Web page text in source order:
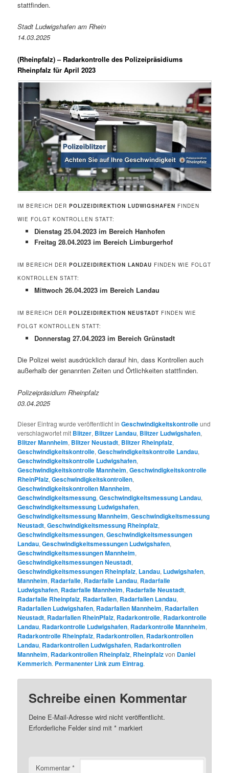
stattfinden.
Stadt Ludwigshafen am Rhein
14.03.2025
(Rheinpfalz) – Radarkontrolle des Polizeipräsidiums
Rheinpfalz für April 2023
IM BEREICH DERPOLIZEIDIREKTION LUDWIGSHAFEN FINDEN
WIE FOLGT KONTROLLEN STATT:
Dienstag 25.04.2023 im Bereich Hanhofen
Freitag 28.04.2023 im Bereich Limburgerhof
IM BEREICH DERPOLIZEIDIREKTION LANDAU FINDEN WIE FOLGT
KONTROLLEN STATT:
Mittwoch 26.04.2023 im Bereich Landau
IM BEREICH DERPOLIZEIDIREKTION NEUSTADT FINDEN WIE
FOLGT KONTROLLEN STATT:
Donnerstag 27.04.2023 im Bereich Grünstadt
Die Polizei weist ausdrücklich darauf hin, dass Kontrollen auch
außerhalb der genannten Zeiten und Örtlichkeiten stattfinden.
Polizeipräsidium Rheinpfalz
03.04.2025
Dieser Eintrag wurde veröffentlicht inGeschwindigkeitskontrolleund
verschlagwortet mit Blitzer, Blitzer Landau, Blitzer Ludwigshafen,
Blitzer Mannheim, Blitzer Neustadt, Blitzer Rheinpfalz,
Geschwindigkeitskontrolle,Geschwindigkeitskontrolle Landau,
Geschwindigkeitskontrolle Ludwigshafen,
Geschwindigkeitskontrolle Mannheim,Geschwindigkeitskontrolle
RheinPfalz,Geschwindigkeitskontrollen,
Geschwindigkeitskontrollen Mannheim,
Geschwindigkeitsmessung,Geschwindigkeitsmessung Landau,
Geschwindigkeitsmessung Ludwigshafen,
Geschwindigkeitsmessung Mannheim,Geschwindigkeitsmessung
Neustadt,Geschwindigkeitsmessung Rheinpfalz,
Geschwindigkeitsmessungen,Geschwindigkeitsmessungen
Landau,Geschwindigkeitsmessungen Ludwigshafen,
Geschwindigkeitsmessungen Mannheim,
Geschwindigkeitsmessungen Neustadt,
Geschwindigkeitsmessungen Rheinpfalz, Landau, Ludwigshafen,
Mannheim, Radarfalle, Radarfalle Landau, Radarfalle
Ludwigshafen, Radarfalle Mannheim, Radarfalle Neustadt,
Radarfalle Rheinpfalz, Radarfallen, Radarfallen Landau,
Radarfallen Ludwigshafen, Radarfallen Mannheim, Radarfallen
Neustadt, Radarfallen RheinPfalz, Radarkontrolle, Radarkontrolle
Landau, Radarkontrolle Ludwigshafen, Radarkontrolle Mannheim,
Radarkontrolle Rheinpfalz, Radarkontrollen, Radarkontrollen
Landau, Radarkontrollen Ludwigshafen, Radarkontrollen
Mannheim, Radarkontrollen Rheinpfalz, Rheinpfalzvon Daniel
Kemmerich. Permanenter Link zum Eintrag.
Schreibe einen Kommentar
Deine E-Mail-Adresse wird nicht veröffentlicht.
Erforderliche Felder sind mit* markiert
Kommentar*